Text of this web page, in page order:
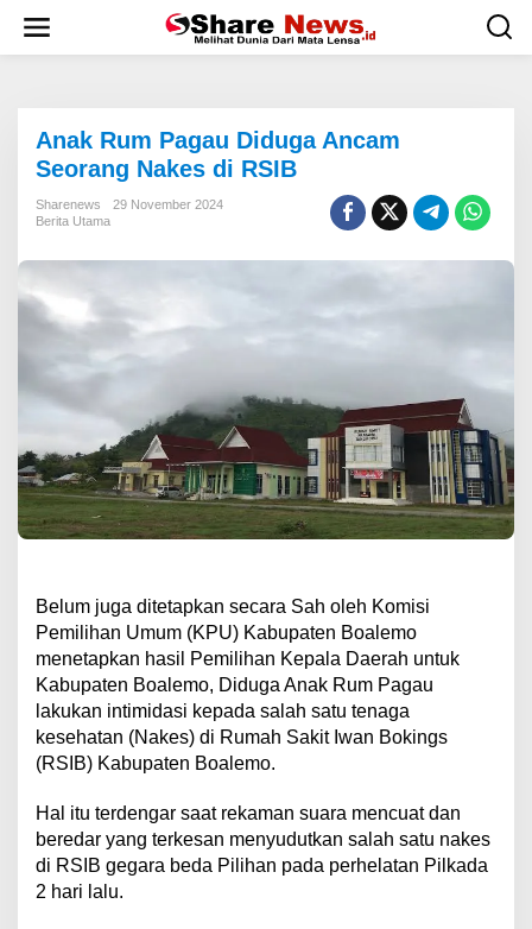
w
Anak Rum Pagau Diduga Ancam
Seorang Nakes di RSIB
Sharenews
29 November 2024
Berita Utama
Belum juga ditetapkan secara Sah oleh Komisi
Pemilihan Umum (KPU) Kabupaten Boalemo
menetapkan hasil Pemilihan Kepala Daerah untuk
Kabupaten Boalemo, Diduga Anak Rum Pagau
lakukan intimidasi kepada salah satu tenaga
kesehatan (Nakes) di Rumah Sakit Iwan Bokings
(RSIB) Kabupaten Boalemo.
Hal itu terdengar saat rekaman suara mencuat dan
beredar yang terkesan menyudutkan salah satu nakes
di RSIB gegara beda Pilihan pada perhelatan Pilkada
2 hari lalu.